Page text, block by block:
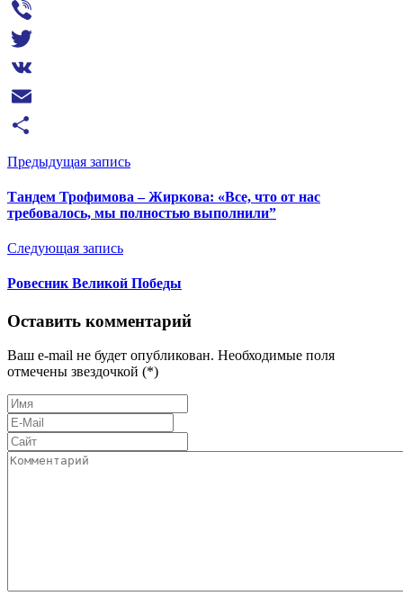
Messenger
Viber
Twitter
VK
Email
Отправить
Предыдущая запись
Тандем Трофимова – Жиркова: «Все, что от нас
требовалось, мы полностью выполнили”
Следующая запись
Ровесник Великой Победы
Оставить комментарий
Ваш e-mail не будет опубликован. Необходимые поля
отмечены звездочкой (*)